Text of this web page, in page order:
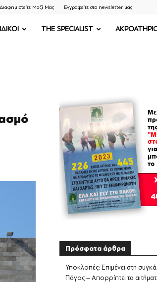
Διαφημιστείτε Μαζί Μας Εγγραφείτε στο newsletter μας
THE SPECIALIST
Πρόσφατα άρθρα
Υποκλοπές: Επιμένει στη
Πάγος – Απορρίπτει τα